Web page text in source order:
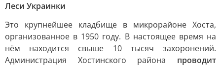
Леси Украинки
Это крупнейшее кладбище в микрорайоне Хоста,
организованное в 1950 году. В настоящее время на
нём находится свыше 10 тысяч захоронений.
Администрация Хостинского района проводит